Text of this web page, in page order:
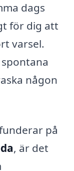
dags
för dig att
varsel.
någon
på
, är det